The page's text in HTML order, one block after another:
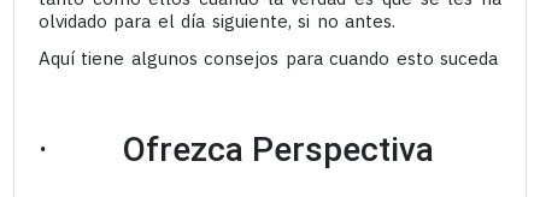
olvidado para el día siguiente, si no antes.
Aquí tiene algunos consejos para cuando esto suceda
· Ofrezca Perspectiva